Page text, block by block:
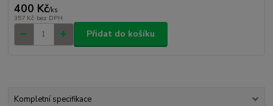
400 Kč/ks
357 Kč bez DPH
Přidat do košíku
Kompletní specifikace